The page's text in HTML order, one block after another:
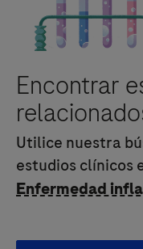
Encontrar
Utilice nuestra
estudios clínicos
Enfermedad